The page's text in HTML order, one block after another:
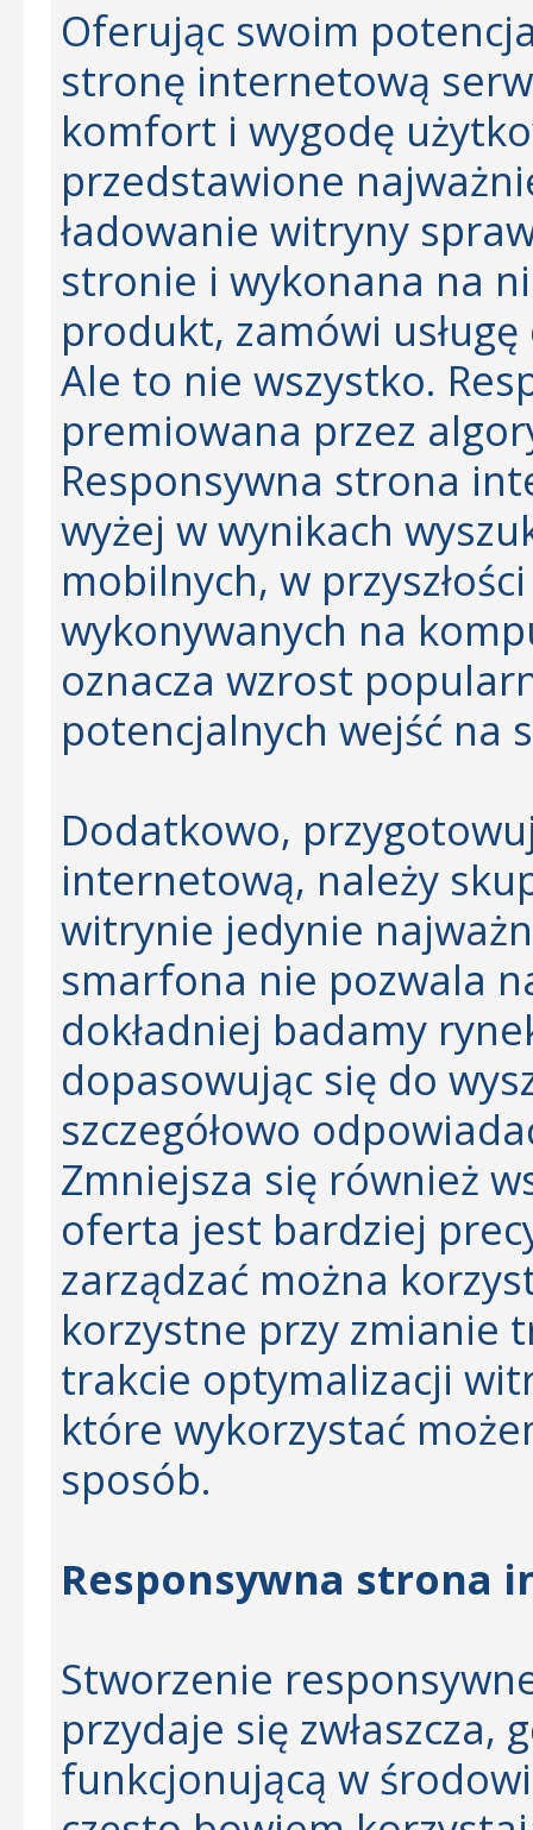
Oferując swoim
stronę internetową
komfort i wygodę
przedstawione
ładowanie witryny
stronie i wykonana na
produkt, zamówi
Ale to nie wszystko.
premiowana przez
Responsywna strona
wyżej w wynikach
mobilnych, w
wykonywanych na
oznacza wzrost
potencjalnych wejść na
Dodatkowo,
internetową, należy
witrynie jedynie
smarfona nie pozwala
dokładniej badamy
dopasowując się do
szczegółowo
Zmniejsza się również
oferta jest bardziej
zarządzać można
korzystne przy zmianie
trakcie optymalizacji
które wykorzystać
sposób.
Responsywna strona
Stworzenie
przydaje się zwłaszcza,
funkcjonującą w